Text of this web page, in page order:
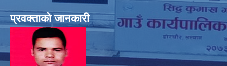
प्रवक्ताको जानकारी